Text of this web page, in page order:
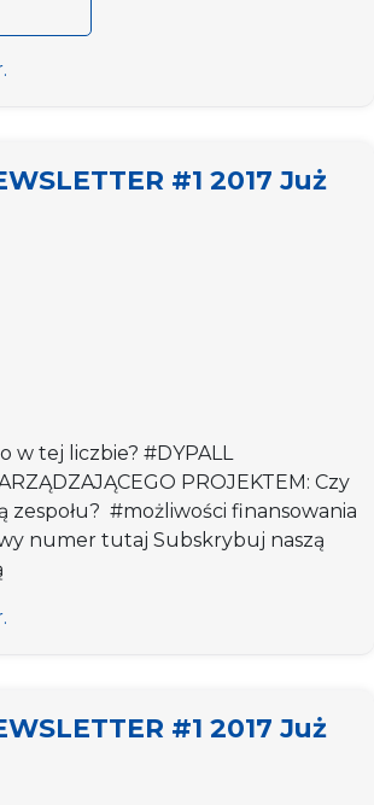
DYPALL
#1 2017 Już
w tej liczbie? #DYPALL
PROJEKTEM: Czy
zespołu? #możliwości finansowania
numer tutaj Subskrybuj naszą
#1 2017 Już